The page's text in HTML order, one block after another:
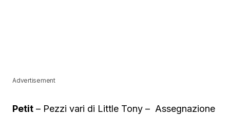
Advertisement
Petit – Pezzi vari di Little Tony – Assegnazione